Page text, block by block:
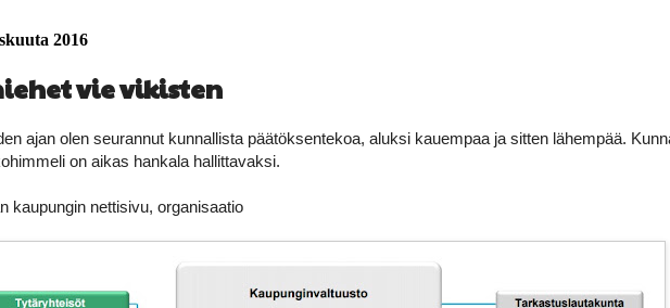
2016
vie vikisten
ajan olen seurannut kunnallista päätöksentekoa, aluksi kauempaa ja sitten lähempää.
on aikas hankala hallittavaksi.
kaupungin nettisivu, organisaatio